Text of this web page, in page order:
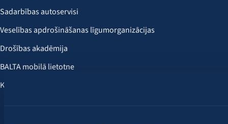
Sadarbības autoservisi
Veselības apdrošināšanas līgumorganizācijas
Drošības akadēmija
BALTA mobilā lietotne
Klientu labumi